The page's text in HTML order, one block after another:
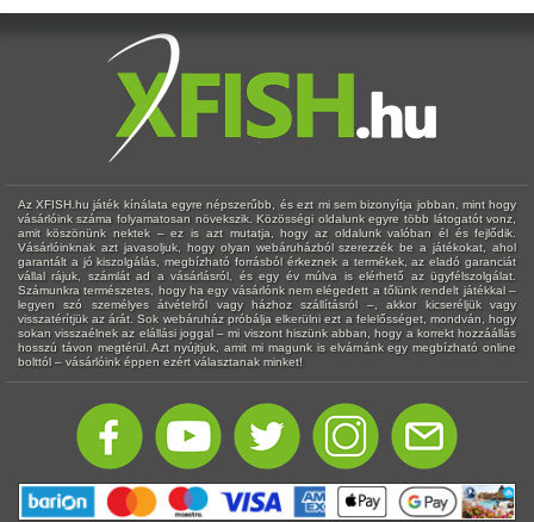
Az XFISH.hu játék kínálata egyre népszerűbb, és ezt mi sem bizonyítja jobban, mint hogy
vásárlóink száma folyamatosan növekszik. Közösségi oldalunk egyre több látogatót vonz,
amit köszönünk nektek – ez is azt mutatja, hogy az oldalunk valóban él és fejlődik.
Vásárlóinknak azt javasoljuk, hogy olyan webáruházból szerezzék be a játékokat, ahol
garantált a jó kiszolgálás, megbízható forrásból érkeznek a termékek, az eladó garanciát
vállal rájuk, számlát ad a vásárlásról, és egy év múlva is elérhető az ügyfélszolgálat.
Számunkra természetes, hogy ha egy vásárlónk nem elégedett a tőlünk rendelt játékkal –
legyen szó személyes átvételről vagy házhoz szállításról –, akkor kicseréljük vagy
visszatérítjük az árát. Sok webáruház próbálja elkerülni ezt a felelősséget, mondván, hogy
sokan visszaélnek az elállási joggal – mi viszont hiszünk abban, hogy a korrekt hozzáállás
hosszú távon megtérül. Azt nyújtjuk, amit mi magunk is elvárnánk egy megbízható online
bolttól – vásárlóink éppen ezért választanak minket!